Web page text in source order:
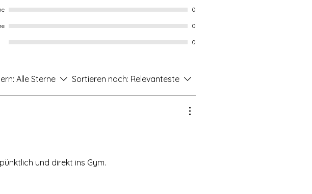
0
0
0
Alle Sterne Sortieren nach: Relevanteste
und direkt ins Gym.